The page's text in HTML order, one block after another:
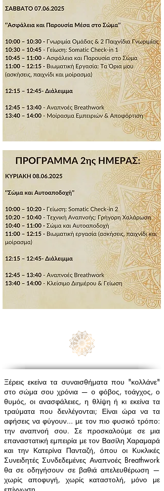
Ξέρεις εκείνα τα συναισθήματα που "κολλάνε"
στο σώμα σου χρόνια — ο φόβος, τοάγχος, ο
θυμός, οι ανασφάλειες, η θλίψη ή κι εκείνα τα
τραύματα που δενλέγονται; Είναι ώρα να τα
αφήσεις να φύγουν... με τον πιο φυσικό τρόπο:
την αναπνοή σου. Σε προσκαλούμε σε μια
επαναστατική εμπειρία με τον Βασίλη Χαραμαρά
και την Κατερίνα Πανταζή, όπου οι Κυκλικές
Συνειδητές Συνδεδεμένες Αναπνοές Breathwork
θα σε οδηγήσουν σε βαθιά απελευθέρωση —
χωρίς αποφυγή, χωρίς καταστολή, μόνο με